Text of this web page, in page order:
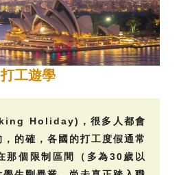
工遊學
Holiday)，很多人都會
的確，各國的打工度假通常
那個限制區間（多為30歲以